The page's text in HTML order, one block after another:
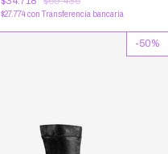
$27.774con Transferencia bancaria
-50%